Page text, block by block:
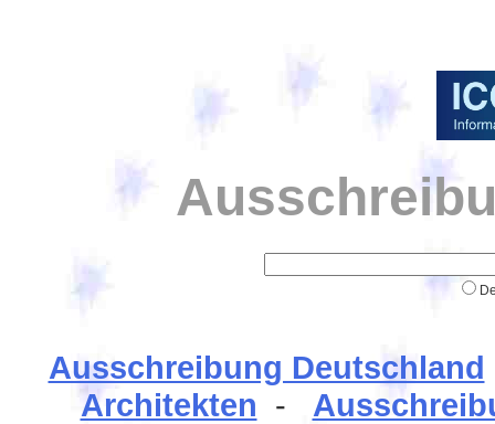
Ausschreibung Deutschland
Architekten -